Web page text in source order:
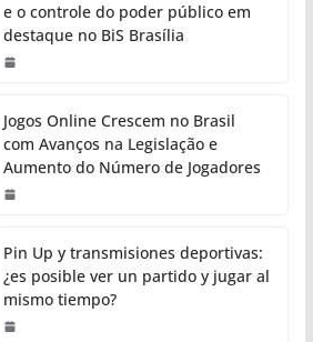
e o controle do poder público em
destaque no BiS Brasília
Jogos Online Crescem no Brasil
com Avanços na Legislação e
Aumento do Número de Jogadores
Pin Up y transmisiones deportivas:
¿es posible ver un partido y jugar al
mismo tiempo?